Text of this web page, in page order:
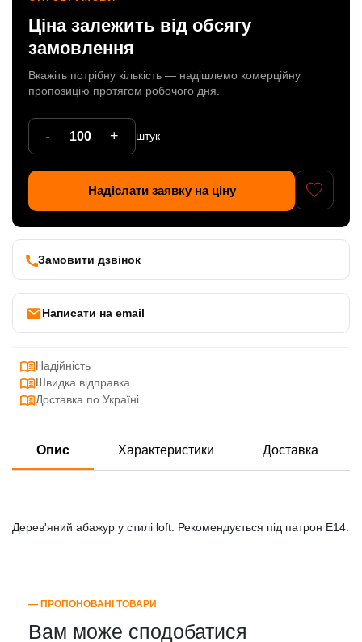
Ціна залежить від обсягу
замовлення
Вкажіть потрібну кількість — надішлемо комерційну
пропозицію протягом робочого дня.
- + штук
Надіслати заявку на ціну
Замовити дзвінок
Написати на email
Надійність
Швидка відправка
Доставка по Україні
Опис Характеристики Доставка
Дерев'яний абажур у стилі loft. Рекомендується під патрон E14.
― ПРОПОНОВАНІ ТОВАРИ
Вам може сподобатися
Патрони
Кабельна продукція
Елементи кріплення
Продукція з пластика
Керамічні вироби